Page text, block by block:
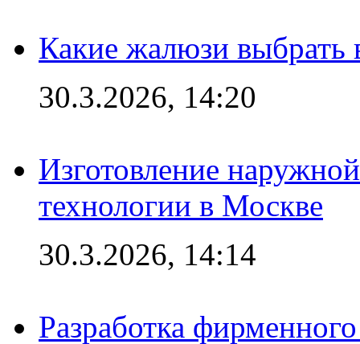
Какие жалюзи выбрать
30.3.2026, 14:20
Изготовление
технологии в Москве
30.3.2026, 14:14
Разработка